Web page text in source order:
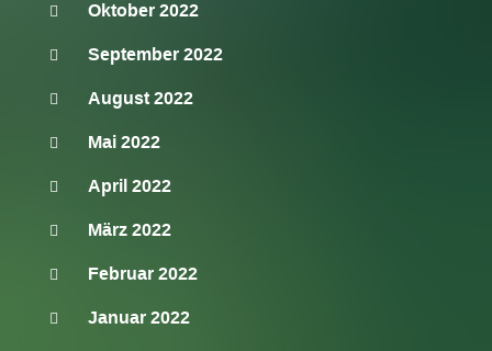
Oktober 2022
September 2022
August 2022
Mai 2022
April 2022
März 2022
Februar 2022
Januar 2022